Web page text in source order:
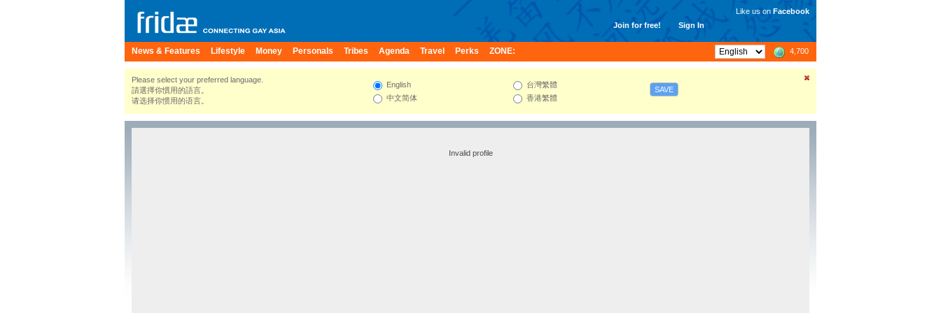
Join for free! Sign In
Like us on Facebook
News & Features Lifestyle Money Personals Tribes Agenda Travel Perks ZONE: 4,700
Please select your preferred language.
請選擇你慣用的語言。
请选择你惯用的语言。
English
中文简体
台灣繁體
香港繁體
SAVE
Invalid profile